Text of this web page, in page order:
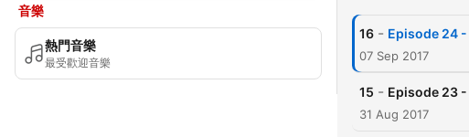
音樂
熱門音樂
最受歡迎音樂
16 - Episode 24 -
07 Sep 2017
15 - Episode 23 -
31 Aug 2017